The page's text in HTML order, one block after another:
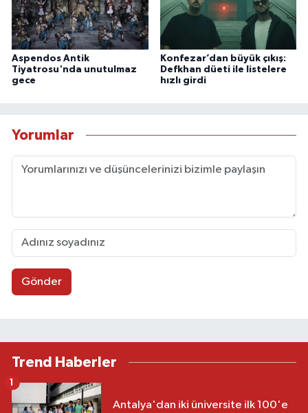
Aspendos Antik
Tiyatrosu'nda unutulmaz
gece
Konfezar’dan büyük çıkış:
Defkhan düeti ile listelere
hızlı girdi
Yorumlar
Gönder
Trend Haberler
Antalya'dan iki üniversite ilk 100'e
1